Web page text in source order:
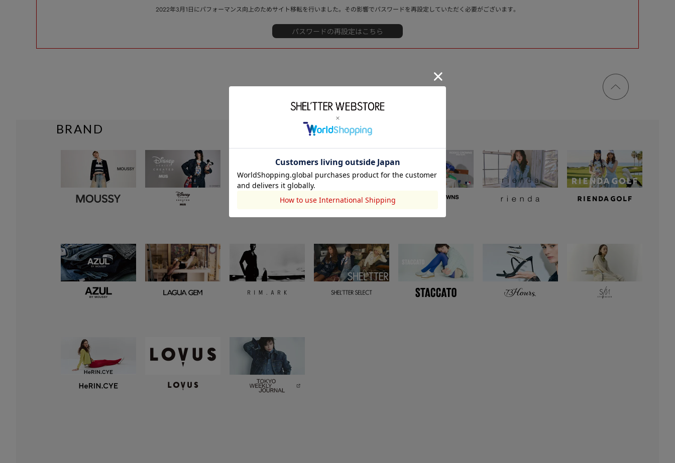
2022年3月1日にパフォーマンス向上のためサイト移転を行いました。その影響でパスワードを再設定していただく必要がございます。
ページ
トップ
BRAND